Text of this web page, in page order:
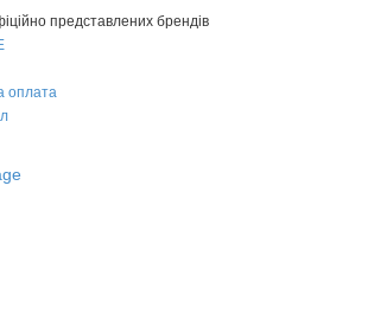
представлених брендів
оплата